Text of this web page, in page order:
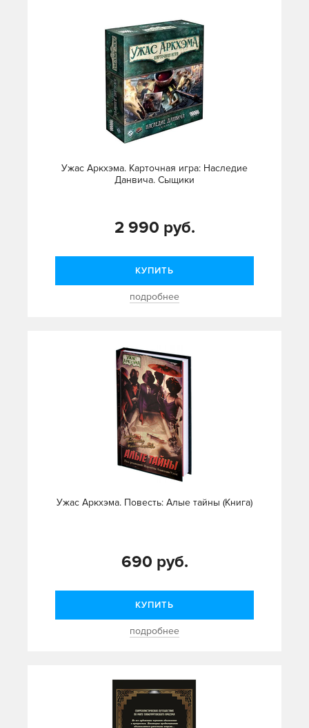
Ужас Аркхэма. Карточная игра: Наследие
Данвича. Сыщики
2 990 руб.
КУПИТЬ
подробнее
Ужас Аркхэма. Повесть: Алые тайны (Книга)
690 руб.
КУПИТЬ
подробнее